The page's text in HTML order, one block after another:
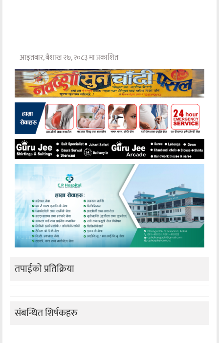
आइतबार, बैशाख २७, २०८३ मा प्रकाशित
तपाईको प्रतिक्रिया
संबन्धित शिर्षकहरु